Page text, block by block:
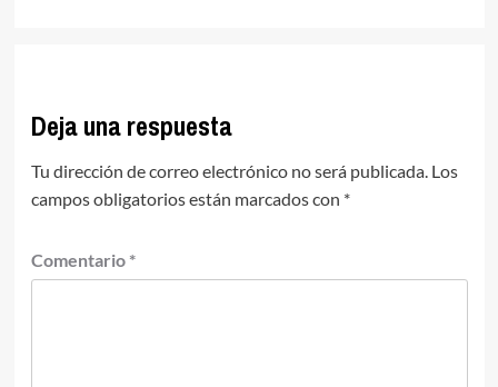
Deja una respuesta
Tu dirección de correo electrónico no será publicada. Los
campos obligatorios están marcados con *
Comentario *